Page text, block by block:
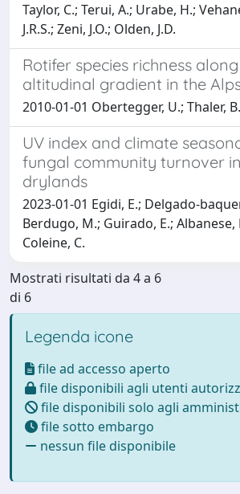
Taylor, C.; Terui, A.; Urabe, H.;
J.R.S.; Zeni, J.O.; Olden, J.D.
Rotifer species richness
altitudinal gradient in the
2010-01-01 Obertegger, U.; Thaler,
UV index and climate
fungal community turnover
drylands
2023-01-01 Egidi, E.;
Berdugo, M.; Guirado, E.; Albanese,
Coleine, C.
Mostrati risultati da 4 a 6
di 6
Legenda icone
file ad accesso aperto
file disponibili agli utenti
file disponibili solo agli
file sotto embargo
nessun file disponibile